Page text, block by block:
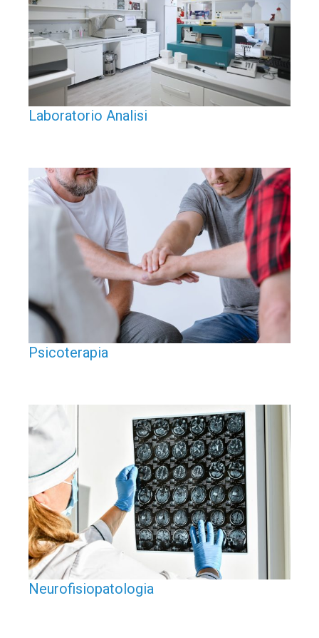
Laboratorio Analisi
Psicoterapia
Neurofisiopatologia